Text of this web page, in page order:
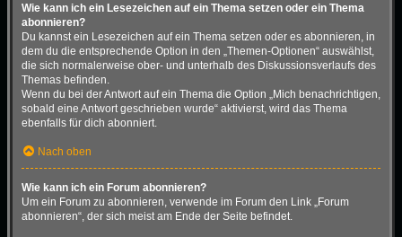
Wie kann ich ein Lesezeichen auf ein Thema setzen oder ein Thema
abonnieren?
Du kannst ein Lesezeichen auf ein Thema setzen oder es abonnieren, in
dem du die entsprechende Option in den „Themen-Optionen“ auswählst,
die sich normalerweise ober- und unterhalb des Diskussionsverlaufs des
Themas befinden.
Wenn du bei der Antwort auf ein Thema die Option „Mich benachrichtigen,
sobald eine Antwort geschrieben wurde“ aktivierst, wird das Thema
ebenfalls für dich abonniert.
Nach oben
Wie kann ich ein Forum abonnieren?
Um ein Forum zu abonnieren, verwende im Forum den Link „Forum
abonnieren“, der sich meist am Ende der Seite befindet.